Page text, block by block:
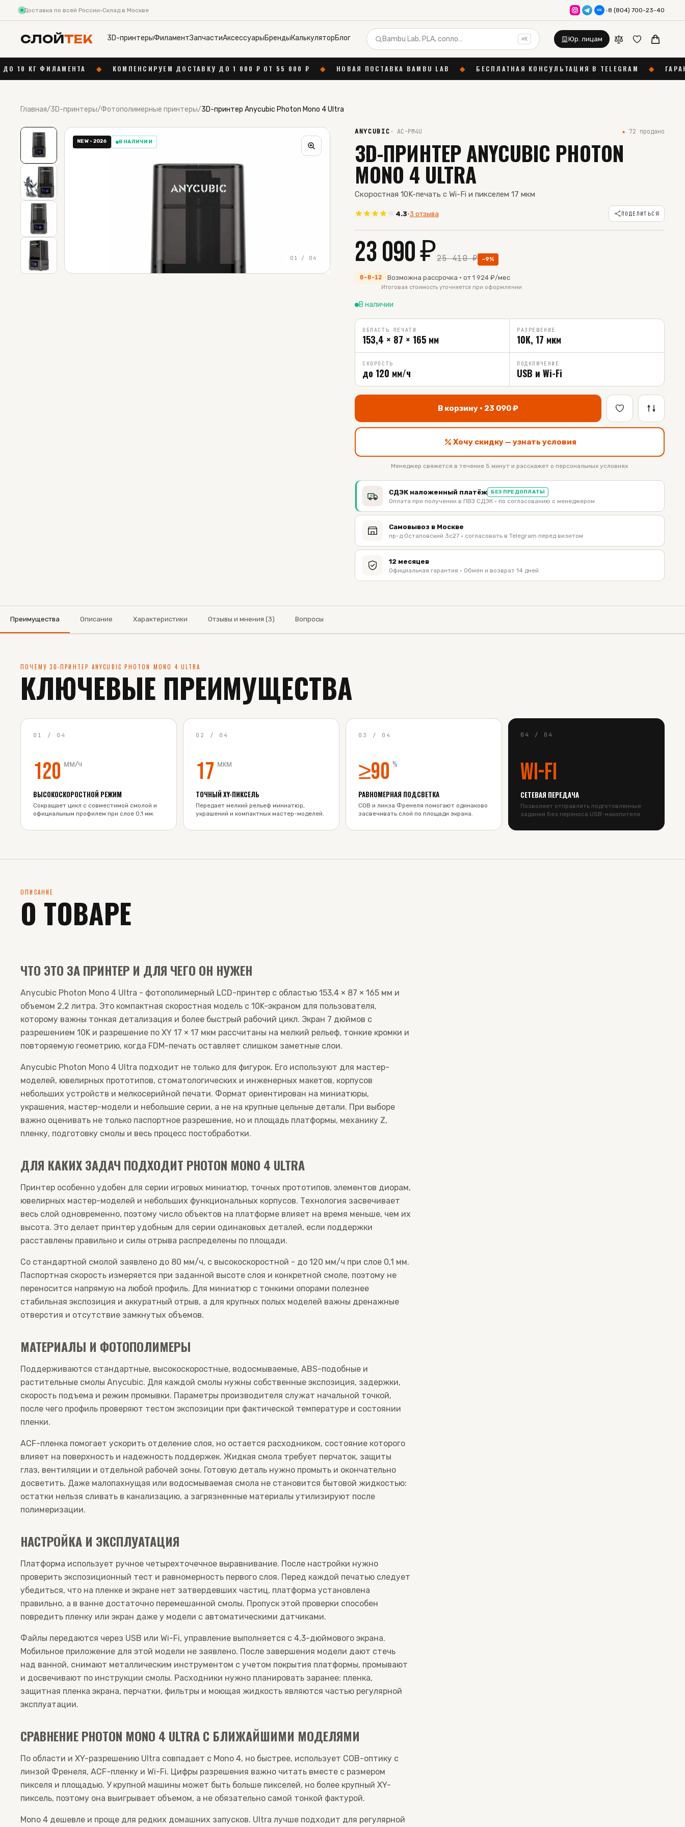
Доставка по всей России·Склад в Москве VK ·8 (804) 700-23-40
СЛОЙТЕК 3D-принтерыФиламентЗапчастиАксессуарыБрендыКалькуляторБлог ⌘K Юр. лицам
◆ КОМПЕНСИРУЕМ ДОСТАВКУ ДО 1 000 ₽ ОТ 55 000 ₽ ◆ НОВАЯ ПОСТАВКА BAMBU LAB ◆ БЕСПЛАТНАЯ КОНСУЛЬТАЦИЯ В TELEGRAM ◆ ГАРАНТИЯ 12 МЕСЯЦЕВ
Главная/3D-принтеры/Фотополимерные принтеры/3D-принтер Anycubic Photon Mono 4 Ultra
NEW · 2026 В НАЛИЧИИ
01 / 04
ANYCUBIC ·AC-PM4U ★ 72 продано
3D-ПРИНТЕР ANYCUBIC PHOTON
MONO 4 ULTRA
Скоростная 10K-печать с Wi-Fi и пикселем 17 мкм
4.3·3 отзыва ПОДЕЛИТЬСЯ
23 090₽25 410₽ −9%
0-0-12 Возможна рассрочка · от 1 924₽/мес
Итоговая стоимость уточняется при оформлении
В наличии
ОБЛАСТЬ ПЕЧАТИ
153,4 × 87 × 165 мм
РАЗРЕШЕНИЕ
10K, 17 мкм
СКОРОСТЬ
до 120 мм/ч
ПОДКЛЮЧЕНИЕ
USB и Wi-Fi
В корзину · 23 090₽
Хочу скидку — узнать условия
Менеджер свяжется в течение 5 минут и расскажет о персональных условиях
СДЭК наложенный платёж БЕЗ ПРЕДОПЛАТЫ
Оплата при получении в ПВЗ СДЭК · по согласованию с менеджером
Самовывоз в Москве
пр-д Остаповский 3с27 · согласовать в Telegram перед визитом
12 месяцев
Официальная гарантия · Обмен и возврат 14 дней
Преимущества Описание Характеристики Отзывы и мнения (3) Вопросы
ПОЧЕМУ 3D-ПРИНТЕР ANYCUBIC PHOTON MONO 4 ULTRA
КЛЮЧЕВЫЕ ПРЕИМУЩЕСТВА
01 / 04
120 мм/ч
ВЫСОКОСКОРОСТНОЙ РЕЖИМ
Сокращает цикл с совместимой смолой и
официальным профилем при слое 0,1 мм.
02 / 04
17 мкм
ТОЧНЫЙ XY-ПИКСЕЛЬ
Передает мелкий рельеф миниатюр,
украшений и компактных мастер-моделей.
03 / 04
≥90 %
РАВНОМЕРНАЯ ПОДСВЕТКА
COB и линза Френеля помогают одинаково
засвечивать слой по площади экрана.
04 / 04
Wi-Fi
СЕТЕВАЯ ПЕРЕДАЧА
Позволяет отправлять подготовленные
задания без переноса USB-накопителя.
ОПИСАНИЕ
О ТОВАРЕ
ЧТО ЭТО ЗА ПРИНТЕР И ДЛЯ ЧЕГО ОН НУЖЕН
Anycubic Photon Mono 4 Ultra - фотополимерный LCD-принтер с областью 153,4 × 87 × 165 мм и
объемом 2,2 литра. Это компактная скоростная модель с 10K-экраном для пользователя,
которому важны тонкая детализация и более быстрый рабочий цикл. Экран 7 дюймов с
разрешением 10K и разрешение по XY 17 × 17 мкм рассчитаны на мелкий рельеф, тонкие кромки и
повторяемую геометрию, когда FDM-печать оставляет слишком заметные слои.
Anycubic Photon Mono 4 Ultra подходит не только для фигурок. Его используют для мастер-
моделей, ювелирных прототипов, стоматологических и инженерных макетов, корпусов
небольших устройств и мелкосерийной печати. Формат ориентирован на миниатюры,
украшения, мастер-модели и небольшие серии, а не на крупные цельные детали. При выборе
важно оценивать не только паспортное разрешение, но и площадь платформы, механику Z,
пленку, подготовку смолы и весь процесс постобработки.
ДЛЯ КАКИХ ЗАДАЧ ПОДХОДИТ PHOTON MONO 4 ULTRA
Принтер особенно удобен для серии игровых миниатюр, точных прототипов, элементов диорам,
ювелирных мастер-моделей и небольших функциональных корпусов. Технология засвечивает
весь слой одновременно, поэтому число объектов на платформе влияет на время меньше, чем их
высота. Это делает принтер удобным для серии одинаковых деталей, если поддержки
расставлены правильно и силы отрыва распределены по площади.
Со стандартной смолой заявлено до 80 мм/ч, с высокоскоростной - до 120 мм/ч при слое 0,1 мм.
Паспортная скорость измеряется при заданной высоте слоя и конкретной смоле, поэтому не
переносится напрямую на любой профиль. Для миниатюр с тонкими опорами полезнее
стабильная экспозиция и аккуратный отрыв, а для крупных полых моделей важны дренажные
отверстия и отсутствие замкнутых объемов.
МАТЕРИАЛЫ И ФОТОПОЛИМЕРЫ
Поддерживаются стандартные, высокоскоростные, водосмываемые, ABS-подобные и
растительные смолы Anycubic. Для каждой смолы нужны собственные экспозиция, задержки,
скорость подъема и режим промывки. Параметры производителя служат начальной точкой,
после чего профиль проверяют тестом экспозиции при фактической температуре и состоянии
пленки.
ACF-пленка помогает ускорить отделение слоя, но остается расходником, состояние которого
влияет на поверхность и надежность поддержек. Жидкая смола требует перчаток, защиты
глаз, вентиляции и отдельной рабочей зоны. Готовую деталь нужно промыть и окончательно
досветить. Даже малопахнущая или водосмываемая смола не становится бытовой жидкостью:
остатки нельзя сливать в канализацию, а загрязненные материалы утилизируют после
полимеризации.
НАСТРОЙКА И ЭКСПЛУАТАЦИЯ
Платформа использует ручное четырехточечное выравнивание. После настройки нужно
проверить экспозиционный тест и равномерность первого слоя. Перед каждой печатью следует
убедиться, что на пленке и экране нет затвердевших частиц, платформа установлена
правильно, а в ванне достаточно перемешанной смолы. Пропуск этой проверки способен
повредить пленку или экран даже у модели с автоматическими датчиками.
Файлы передаются через USB или Wi-Fi, управление выполняется с 4,3-дюймового экрана.
Мобильное приложение для этой модели не заявлено. После завершения модели дают стечь
над ванной, снимают металлическим инструментом с учетом покрытия платформы, промывают
и досвечивают по инструкции смолы. Расходники нужно планировать заранее: пленка,
защитная пленка экрана, перчатки, фильтры и моющая жидкость являются частью регулярной
эксплуатации.
СРАВНЕНИЕ PHOTON MONO 4 ULTRA С БЛИЖАЙШИМИ МОДЕЛЯМИ
По области и XY-разрешению Ultra совпадает с Mono 4, но быстрее, использует COB-оптику с
линзой Френеля, ACF-пленку и Wi-Fi. Цифры разрешения важно читать вместе с размером
пикселя и площадью. У крупной машины может быть больше пикселей, но более крупный XY-
пиксель, поэтому она выигрывает объемом, а не обязательно самой тонкой фактурой.
Mono 4 дешевле и проще для редких домашних запусков. Ultra лучше подходит для регулярной